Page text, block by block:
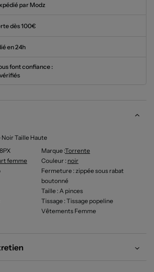
par Modz
dès 100€
en 24h
font confiance :
Taille Haute
Marque :Torrente
femme Couleur : noir
Fermeture : zippée sous rabat
boutonné
Taille : A pinces
Tissage : Tissage popeline
Vêtements Femme